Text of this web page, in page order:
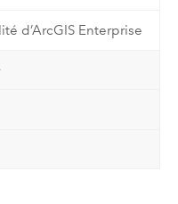
d’ArcGIS Enterprise